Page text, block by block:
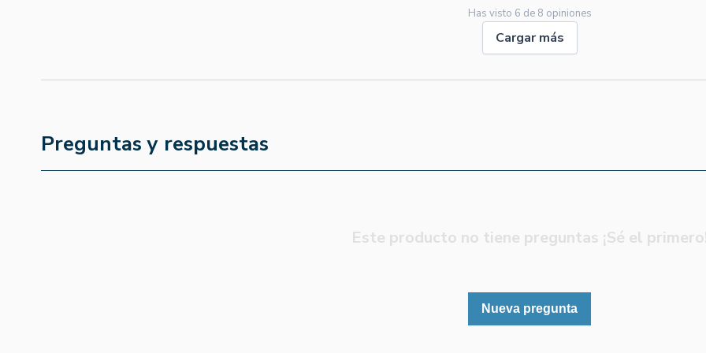
Has visto 6 de 8 opiniones
Cargar más
Preguntas y respuestas
Este producto no tiene preguntas ¡Sé el
Nueva pregunta